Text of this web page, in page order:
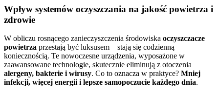
Wpływ systemów oczyszczania na jakość powietrza i
zdrowie
W obliczu rosnącego zanieczyszczenia środowiska oczyszczacze
powietrza przestają być luksusem – stają się codzienną
koniecznością. Te nowoczesne urządzenia, wyposażone w
zaawansowane technologie, skutecznie eliminują z otoczenia
alergeny, bakterie i wirusy. Co to oznacza w praktyce? Mniej
infekcji, więcej energii i lepsze samopoczucie każdego dnia.